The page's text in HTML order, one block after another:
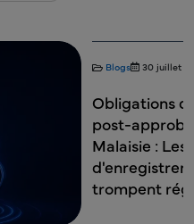
en
les titulaires
(PRH) se
Blogs 28
IMPD
dossier